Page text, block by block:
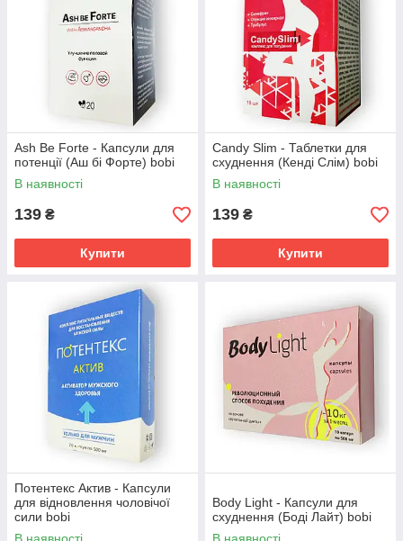
Ash Be Forte - Капсули для
потенції (Аш бі Форте) bobi
В наявності
139 ₴
Купити
Сandy Slim - Таблетки для
схуднення (Кенді Слім) bobi
В наявності
139 ₴
Купити
Потентекс Актив - Капсули
для відновлення чоловічої
сили bobi
Body Light - Капсули для
схуднення (Боді Лайт) bobi